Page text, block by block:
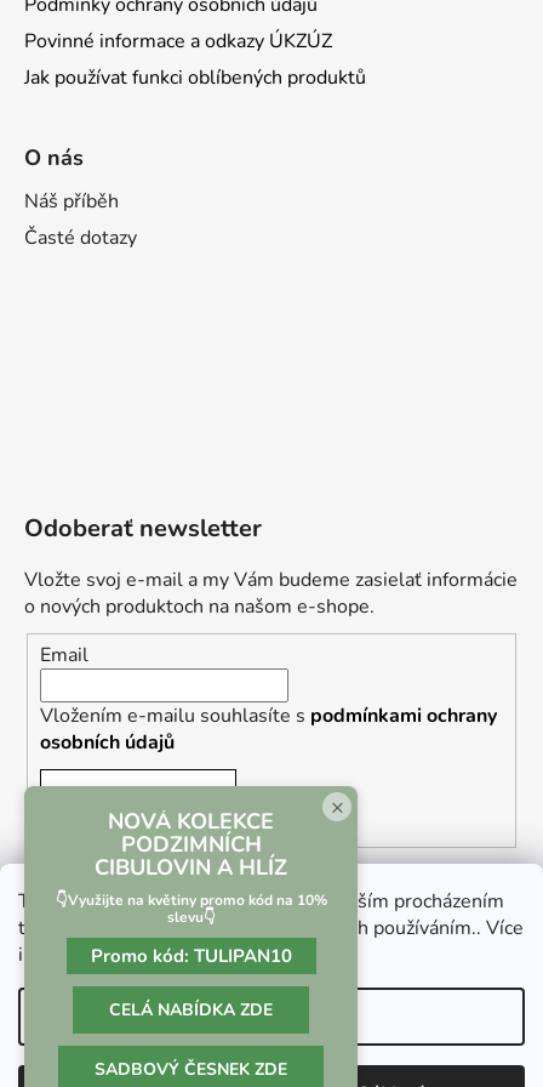
Tento web používá soubory cookie. Dalším procházením
tohoto webu vyjadřujete souhlas s jejich používáním.. Více
informacízde.
Nastavenie
Povinné informace a odkazy ÚKZÚZ
Jak používat funkci oblíbených produktů
O nás
Náš příběh
Časté dotazy
Odoberať newsletter
Vložte svoj e-mail a my Vám budeme zasielať informácie
o nových produktoch na našom e-shope.
Email
Vložením e-mailu souhlasíte s podmínkami ochrany
osobních údajů
Vrácení zboží a reklamace Kontaktní formulář
Vytvoril Shoptet
×
NOVÁ KOLEKCE
PODZIMNÍCH
CIBULOVIN A HLÍZ
👇Využijte na květiny promo kód na 10%
slevu👇
Promo kód: TULIPAN10
CELÁ NABÍDKA ZDE
SADBOVÝ ČESNEK ZDE